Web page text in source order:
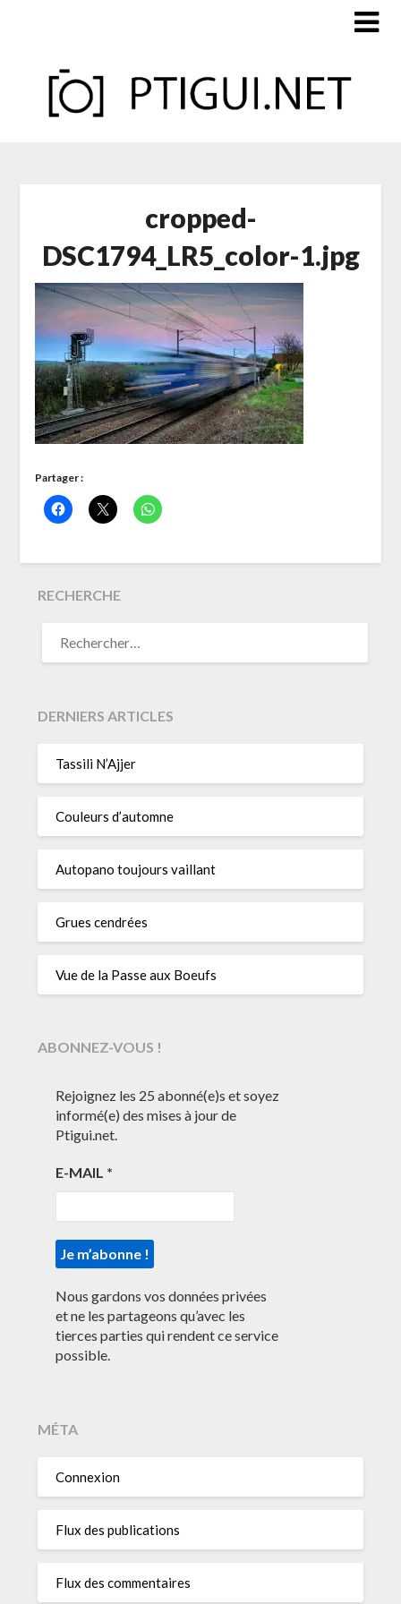
cropped-
DSC1794_LR5_color-1.jpg
Partager :
RECHERCHE
DERNIERS ARTICLES
Tassili N’Ajjer
Couleurs d’automne
Autopano toujours vaillant
Grues cendrées
Vue de la Passe aux Boeufs
ABONNEZ-VOUS !
Rejoignez les 25 abonné(e)s et soyez
informé(e) des mises à jour de
Ptigui.net.
E-MAIL *
Nous gardons vos données privées
et ne les partageons qu’avec les
tierces parties qui rendent ce service
possible.
MÉTA
Connexion
Flux des publications
Flux des commentaires